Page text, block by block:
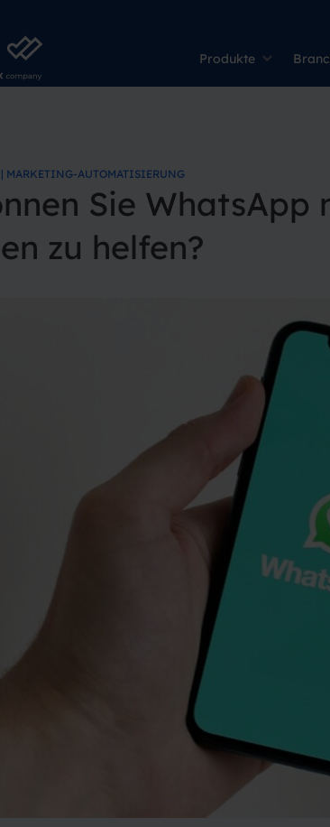
Produkte
| MARKETING-AUTOMATISIERUNG
Sie
zu helfen?